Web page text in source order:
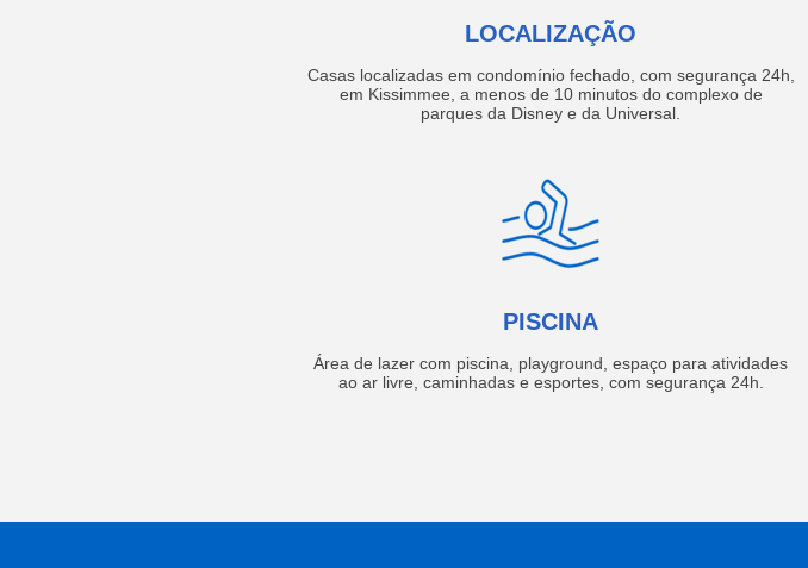
LOCALIZAÇÃO
Casas localizadas em condomínio fechado, com segurança 24h,
em Kissimmee, a menos de 10 minutos do complexo de
parques da Disney e da Universal.
PISCINA
Área de lazer com piscina, playground, espaço para atividades
ao ar livre, caminhadas e esportes, com segurança 24h.